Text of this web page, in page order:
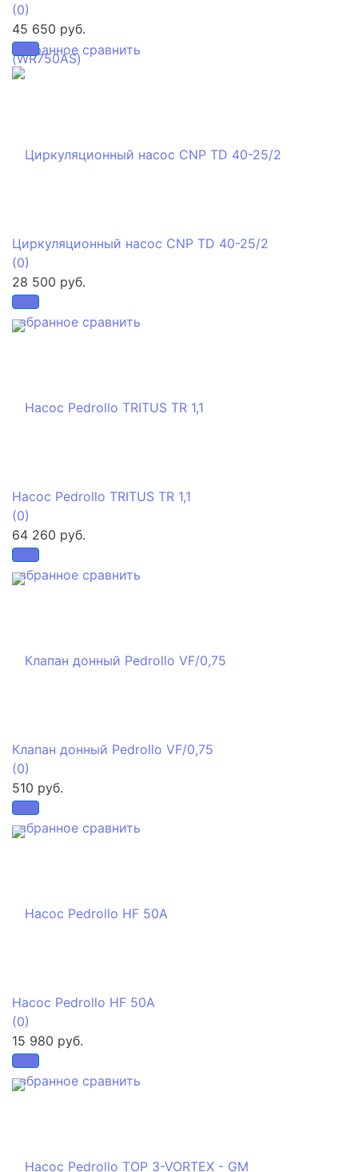
избранное сравнить
(0)
45 650 руб.
избранное сравнить
Циркуляционный насос CNP TD 40-25/2
(0)
28 500 руб.
избранное сравнить
Насос Pedrollo TRITUS TR 1,1
(0)
64 260 руб.
избранное сравнить
Клапан донный Pedrollo VF/0,75
(0)
510 руб.
избранное сравнить
Насос Pedrollo HF 50A
(0)
15 980 руб.